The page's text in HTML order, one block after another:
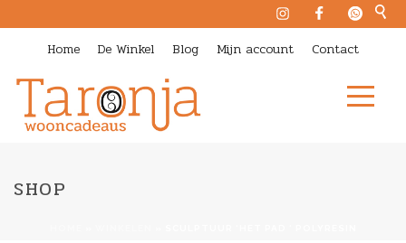
Home De Winkel Blog Mijn account Contact
SHOP